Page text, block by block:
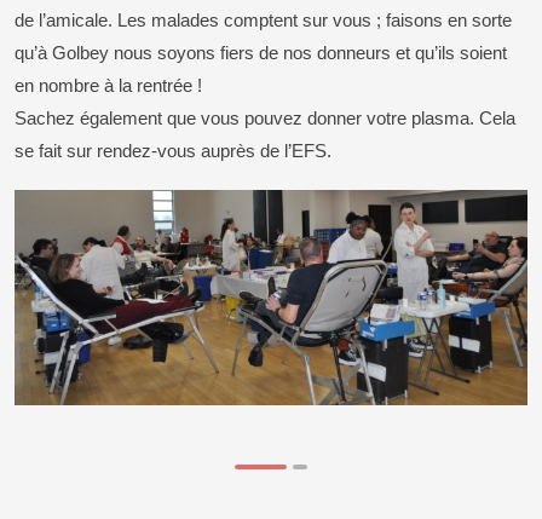
de l’amicale. Les malades comptent sur vous ; faisons en sorte
qu’à Golbey nous soyons fiers de nos donneurs et qu’ils soient
en nombre à la rentrée !
Sachez également que vous pouvez donner votre plasma. Cela
se fait sur rendez-vous auprès de l’EFS.